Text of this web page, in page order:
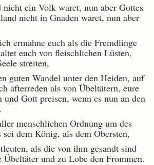
ein Volk waret, nun aber Gottes
nicht in Gnaden waret, nun aber
ermahne euch als die Fremdlinge
euch von fleischlichen Lüsten,
streiten,
guten Wandel unter den Heiden, auf
afterreden als von Übeltätern, eure
und Gott preisen, wenn es nun an den
menschlichen Ordnung um des
dem König, als dem Obersten,
als die von ihm gesandt sind
Übeltäter und zu Lobe den Frommen.